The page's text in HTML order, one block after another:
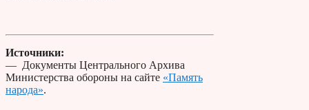
Источники:
— Документы Центрального Архива
Министерства обороны на сайте «Память
народа».